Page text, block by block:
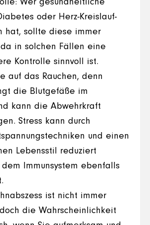
Wer gesundheitliche
oder Herz-Kreislauf-
hat, sollte diese immer
in solchen Fällen eine
Kontrolle sinnvoll ist.
auf das Rauchen, denn
die Blutgefäße im
kann die Abwehrkraft
Stress kann durch
und einen
Lebensstil reduziert
Immunsystem ebenfalls
ist nicht immer
die Wahrscheinlichkeit